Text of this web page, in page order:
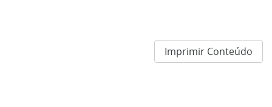
Imprimir Conteúdo